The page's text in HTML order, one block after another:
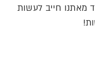
מאתנו חייב לעשות